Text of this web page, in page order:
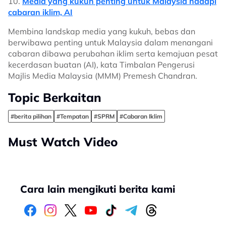
cabaran iklim, AI
Membina landskap media yang kukuh, bebas dan
berwibawa penting untuk Malaysia dalam menangani
cabaran dibawa perubahan iklim serta kemajuan pesat
kecerdasan buatan (AI), kata Timbalan Pengerusi
Majlis Media Malaysia (MMM) Premesh Chandran.
Topic Berkaitan
#berita pilihan #Tempatan #SPRM #Cabaran Iklim
Must Watch Video
Cara lain mengikuti berita kami